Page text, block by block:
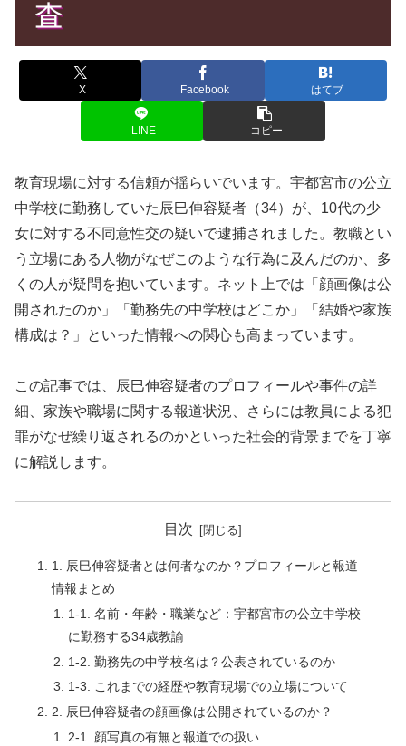
X Facebook はてブ
LINE コピー
教育現場に対する信頼が揺らいでいます。宇都宮市の公立
中学校に勤務していた辰巳伸容疑者（34）が、10代の少
女に対する不同意性交の疑いで逮捕されました。教職とい
う立場にある人物がなぜこのような行為に及んだのか、多
くの人が疑問を抱いています。ネット上では「顔画像は公
開されたのか」「勤務先の中学校はどこか」「結婚や家族
構成は？」といった情報への関心も高まっています。
この記事では、辰巳伸容疑者のプロフィールや事件の詳
細、家族や職場に関する報道状況、さらには教員による犯
罪がなぜ繰り返されるのかといった社会的背景までを丁寧
に解説します。
目次
1. 辰巳伸容疑者とは何者なのか？プロフィールと報道
情報まとめ
1-1. 名前・年齢・職業など：宇都宮市の公立中学校
に勤務する34歳教諭
1-2. 勤務先の中学校名は？公表されているのか
1-3. これまでの経歴や教育現場での立場について
2. 辰巳伸容疑者の顔画像は公開されているのか？
2-1. 顔写真の有無と報道での扱い